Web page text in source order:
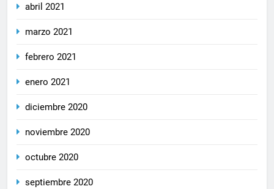
abril 2021
marzo 2021
febrero 2021
enero 2021
diciembre 2020
noviembre 2020
octubre 2020
septiembre 2020